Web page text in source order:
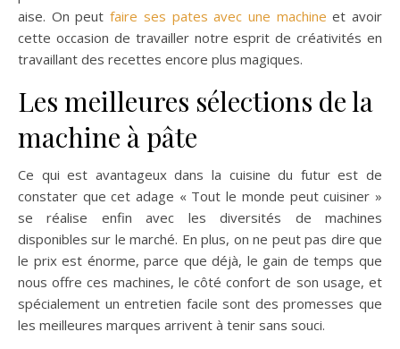
aise. On peutfaire ses pates avec une machine et avoir
cette occasion de travailler notre esprit de créativités en
travaillant des recettes encore plus magiques.
Les meilleures sélections de la
machine à pâte
Ce qui est avantageux dans la cuisine du futur est de
constater que cet adage « Tout le monde peut cuisiner »
se réalise enfin avec les diversités de machines
disponibles sur le marché. En plus, on ne peut pas dire que
le prix est énorme, parce que déjà, le gain de temps que
nous offre ces machines, le côté confort de son usage, et
spécialement un entretien facile sont des promesses que
les meilleures marques arrivent à tenir sans souci.